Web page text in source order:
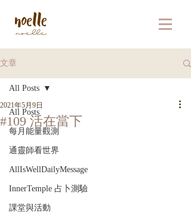
文章
All Posts
每月能量觀測
通靈師看世界
AllIsWellDailyMessage
InnerTemple 占卜測驗
課堂與活動
All Posts
#109 活在當下
2021年5月9日